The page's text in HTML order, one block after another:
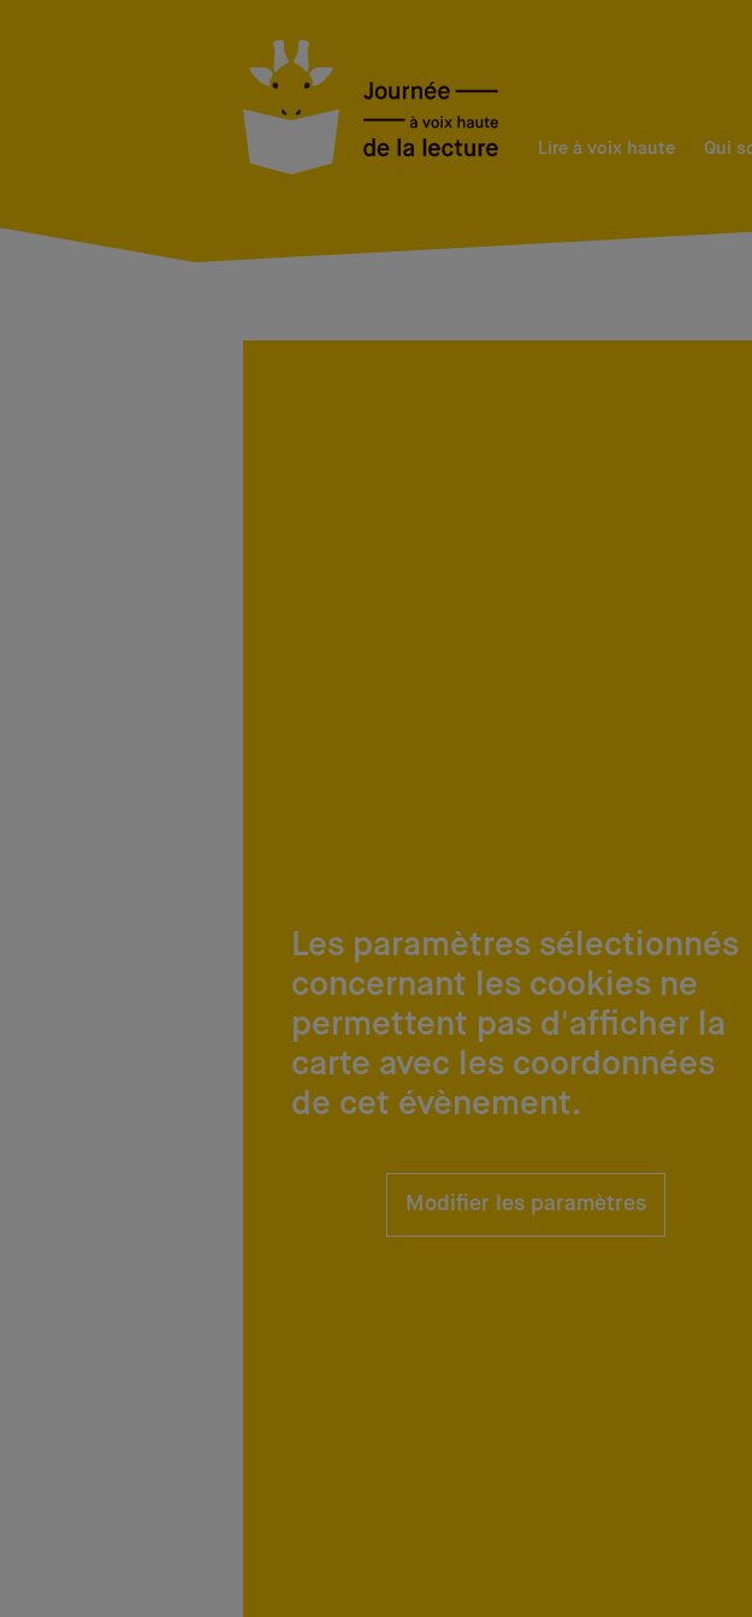
Lire à voix haute Qui
Les paramètres sélectionnés
concernant les cookies ne
permettent pas d'afficher la
carte avec les coordonnées
de cet évènement.
Modifier les paramètres